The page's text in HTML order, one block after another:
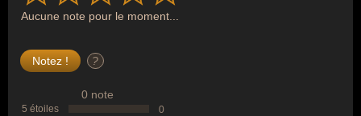
Aucune note pour le moment...
?
0 note
5 étoiles
0